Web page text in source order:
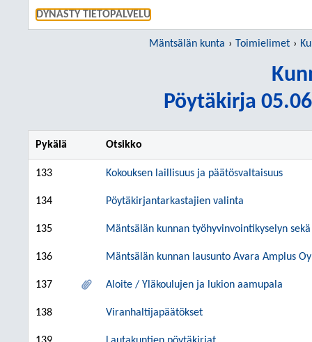
DYNASTY TIETOPALVELU
Mäntsälän kunta Toimielimet
Pöytäkirja
Pykälä Otsikko
133 Kokouksen laillisuus ja päätösvaltaisuus
134 Pöytäkirjantarkastajien valinta
135 Mäntsälän kunnan työhyvinvointikyselyn
136 Mäntsälän kunnan lausunto Avara Amplus
137 Aloite / Yläkoulujen ja lukion aamupala
138 Viranhaltijapäätökset